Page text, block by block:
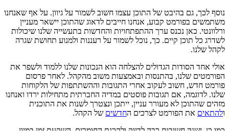
נוסף לכך, גם בהיבט של התוכן עצמו חשוב לשמור על גיוון. על אף שאנחנו
משתמשים בפורמט קבוע, אנחנו חייבים לדאוג שהתוכן יישאר מעניין
ורלוונטי. כאן נכנס ערך ההתפתחויות והחדשות בתעשייה שלנו שיכולות
לשדרג כל תוכן קיים. כך, נוכל לשמור על רעננות ולמנוע תחושת שגרה
לקהל שלנו.
אולי אחד הסודות הגדולים להצלחה הוא הנכונות שלנו ללמוד ולשפר את
הפורמטים שלנו, בהתנסות ובאמצעות משוב מהקהל. לאחר פרסום
פורמט חדש, חשוב לעקוב אחרי התגובות וההשתתפות של הלקוחות
שלנו. לדוגמה, אם תגובות פוסטים במדיה החברתית מתחילות ירדו ואנחנו
מזהים שהתוכן לא מעורר עניין, ייתכן ונצטרך לשנות את התוכנית
ולהתאים את הפורמט לצרכים החדשים של הקהל.